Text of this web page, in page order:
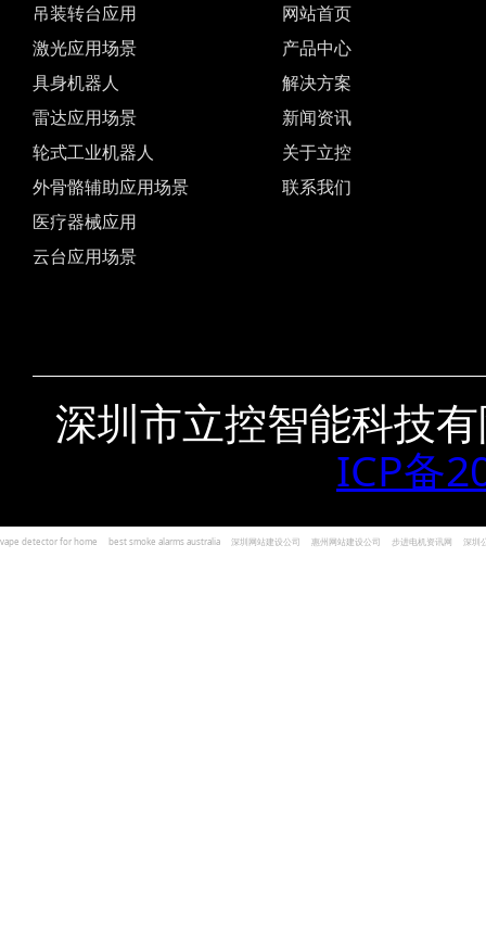
吊装转台应用
激光应用场景
具身机器人
雷达应用场景
轮式工业机器人
外骨骼辅助应用场景
医疗器械应用
云台应用场景
网站首页
产品中心
解决方案
新闻资讯
关于立控
联系我们
深圳市立控智能科技
ICP备
vape detector for home best smoke alarms australia 深圳网站建设公司 惠州网站建设公司 步进电机资讯网 深圳